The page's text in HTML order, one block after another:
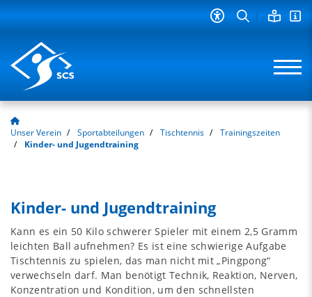
Unser Verein Sportabteilungen Tischtennis
Trainingszeiten
Kinder- und Jugendtraining
Kinder- und Jugendtraining
Kann es ein 50 Kilo schwerer Spieler mit einem 2,5 Gramm
leichten Ball aufnehmen? Es ist eine schwierige Aufgabe
Tischtennis zu spielen, das man nicht mit „Pingpong“
verwechseln darf. Man benötigt Technik, Reaktion, Nerven,
Konzentration und Kondition, um den schnellsten